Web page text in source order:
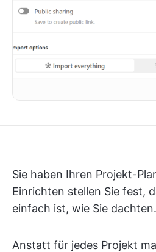
Sie haben Ihren Projekt-
Einrichten stellen Sie fest,
einfach ist, wie Sie dachten.
Anstatt für jedes Projekt